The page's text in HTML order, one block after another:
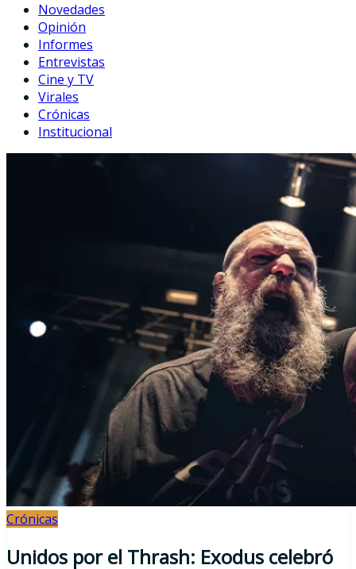
Novedades
Opinión
Informes
Entrevistas
Cine y TV
Virales
Crónicas
Institucional
Crónicas
Unidos por el Thrash: Exodus celebró